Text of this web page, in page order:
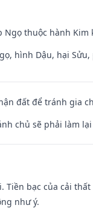
thuộc hành Kim
hình Dậu, hại
đất để tránh gia
chủ sẽ phải làm lại
bạc của cải
như ý.